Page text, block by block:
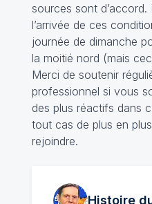
sources sont d’accord.
l’arrivée de ces
journée de dimanche
la moitié nord (mais
Merci de soutenir
professionnel si vous
des plus réactifs dans
tout cas de plus en
rejoindre.
Histoire